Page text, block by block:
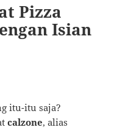
Pizza
Isian
itu-itu saja?
calzone, alias